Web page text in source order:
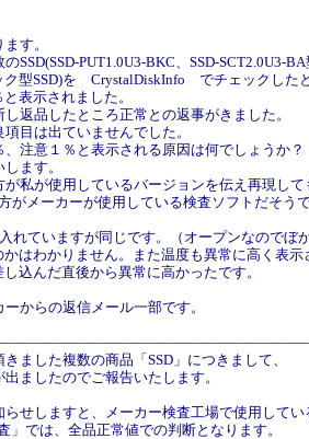
す。
SSD(SSD-PUT1.0U3-BKC、SSD-SCT2.0U3-
ク型SSD)を CrystalDiskInfo でチェックした
表示されました。
返品したところ正常との返事がきました。
目は出ていませんでした。
、注意１％と表示される原因は何でしょうか？
ます。
が私が使用しているバージョンを伝え再現して
がメーカーが使用している検査ソフトだそうで
れていますが同じです。（オープンなのでぼ
はわかりません。また温度も異常に高く表示
込んだ直後から異常に高かったです。
からの返信メール一部です。
ました複数の商品「SSD」につきまして、
ましたのでご報告いたします。
らせしますと、メーカー検査工場で使用してい
」では、全品正常値での判断となります。